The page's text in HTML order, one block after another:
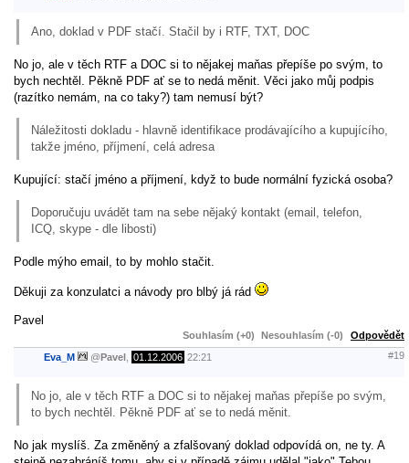
Ano, doklad v PDF stačí. Stačil by i RTF, TXT, DOC
No jo, ale v těch RTF a DOC si to nějakej maňas přepíše po svým, to
bych nechtěl. Pěkně PDF ať se to nedá měnit. Věci jako můj podpis
(razítko nemám, na co taky?) tam nemusí být?
Náležitosti dokladu - hlavně identifikace prodávajícího a kupujícího,
takže jméno, příjmení, celá adresa
Kupující: stačí jméno a příjmení, když to bude normální fyzická osoba?
Doporučuju uvádět tam na sebe nějaký kontakt (email, telefon,
ICQ, skype - dle libosti)
Podle mýho email, to by mohlo stačit.
Děkuji za konzulatci a návody pro blbý já rád
Pavel
Souhlasím (+0) Nesouhlasím (-0) Odpovědět
Eva_M @Pavel 01.12.2006 22:21 #19
No jo, ale v těch RTF a DOC si to nějakej maňas přepíše po svým,
to bych nechtěl. Pěkně PDF ať se to nedá měnit.
No jak myslíš. Za změněný a zfalšovaný doklad odpovídá on, ne ty. A